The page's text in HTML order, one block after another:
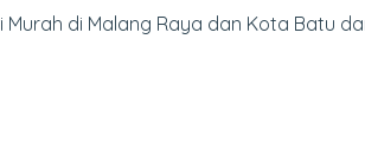
Murah di Malang Raya dan Kota Batu